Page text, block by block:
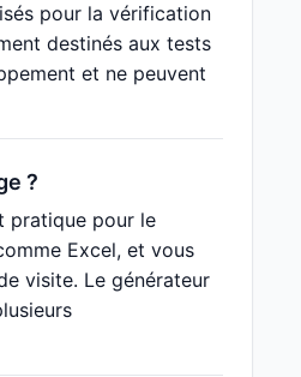
pour la vérification
destinés aux tests
et ne peuvent
?
pratique pour le
Excel, et vous
visite. Le générateur